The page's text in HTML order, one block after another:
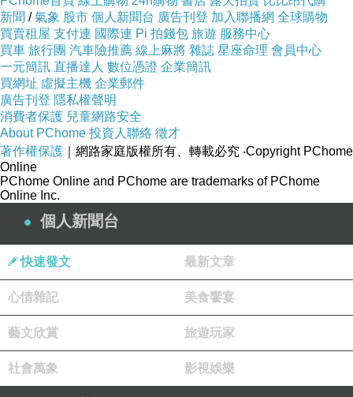
來到台東池上「清河堂休閒農業體驗
區」 ， 百年歷史古厝清河堂住的是張氏家
族！
米苔目DIY 好玩有趣！把手洗淨後，將一整
坨米苔目慢慢搓成條狀～
新聞 /氣象 股市 個人新聞台 廣告刊登 加入聯播網 全球購物
買賣租屋 支付連 國際連 Pi 拍錢包 旅遊 服務中心
買車 旅行團 汽車險推薦 線上麻將 雜誌 星座命理 會員中心
一元簡訊 直播達人 數位憑證 企業簡訊
買網址 虛擬主機 企業郵件
廣告刊登 隱私權聲明
消費者保護 兒童網路安全
About PChome 投資人聯絡 徵才
著作權保護 ｜網路家庭版權所有、轉載必究 ‧Copyright PChome
Online
PChome Online and PChome are trademarks of PChome
Online Inc.
個人新聞台
快速發文 最新文章
心情雜記 美食饗宴
藝文欣賞 旅遊玩家
社會萬象 影視娛樂